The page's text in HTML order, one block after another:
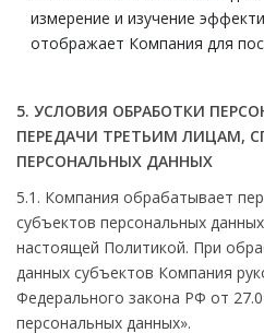
измерение и изучение
отображает Компания для
5. УСЛОВИЯ ОБРАБОТКИ
ПЕРЕДАЧИ ТРЕТЬИМ ЛИЦАМ,
ПЕРСОНАЛЬНЫХ ДАННЫХ
5.1. Компания обрабатывает
субъектов персональных
настоящей Политикой. При
данных субъектов Компания
Федерального закона РФ от
персональных данных».